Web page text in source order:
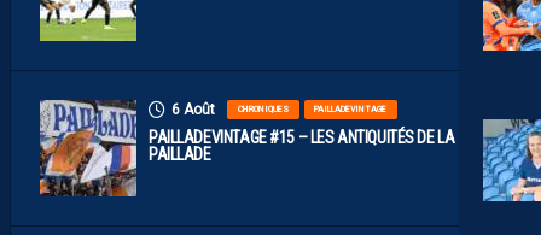
6 Août CHRONIQUES PAILLADEVINTAGE
PAILLADEVINTAGE #15 – LES ANTIQUITÉS DE LA
PAILLADE